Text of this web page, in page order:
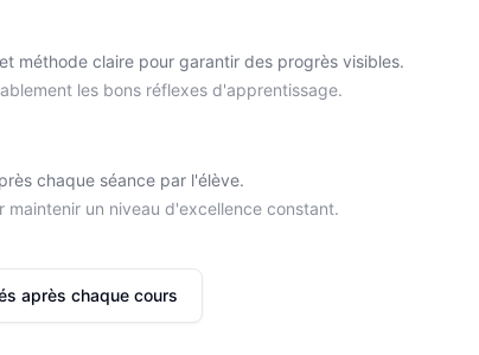
méthode claire pour garantir des progrès visibles.
les bons réflexes d'apprentissage.
chaque séance par l'élève.
maintenir un niveau d'excellence constant.
après chaque cours